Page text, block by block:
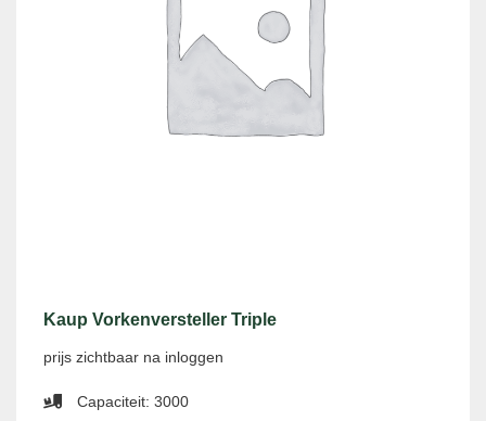
Kaup Vorkenversteller Triple
prijs zichtbaar na inloggen
Capaciteit: 3000